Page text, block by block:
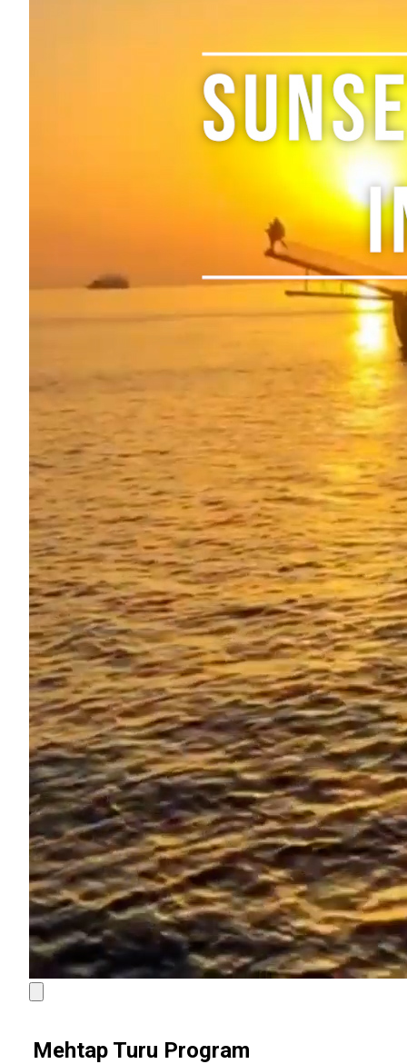
Mehtap Turu Program